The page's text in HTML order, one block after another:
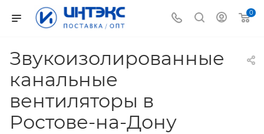
0
Звукоизолированные
канальные
вентиляторы в
Ростове-на-Дону